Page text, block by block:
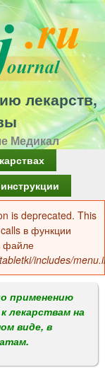
лекарств,
Медикал
is deprecated. This
в функции
файле
includes/
применению
лекарствам на
виде, в